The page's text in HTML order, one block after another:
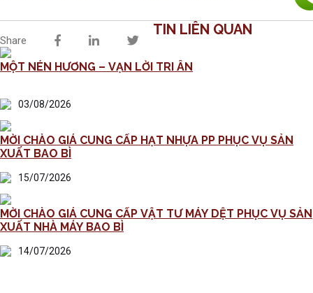
Share
TIN LIÊN QUAN
MỘT NÉN HƯƠNG – VẠN LỜI TRI ÂN
03/08/2026
MỜI CHÀO GIÁ CUNG CẤP HẠT NHỰA PP PHỤC VỤ SẢN
XUẤT BAO BÌ
15/07/2026
MỜI CHÀO GIÁ CUNG CẤP VẬT TƯ MÁY DỆT PHỤC VỤ SẢN
XUẤT NHÀ MÁY BAO BÌ
14/07/2026